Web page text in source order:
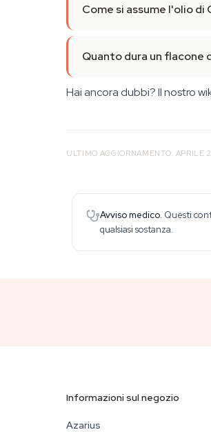
Come si assume l'olio di
Quanto dura un flacone
Hai ancora dubbi? Il nostro
ULTIMO AGGIORNAMENTO: APRILE
Avviso medico. Questi
qualsiasi sostanza.
Informazioni sul negozio
Azarius